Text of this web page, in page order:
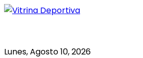
Saltar
Lunes, Agosto 10, 2026